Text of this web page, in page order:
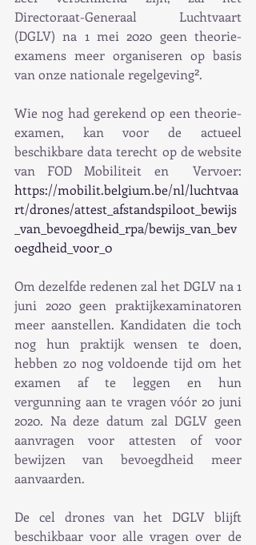
Directoraat-Generaal Luchtvaart
(DGLV) na 1 mei 2020 geen theorie-
examens meer organiseren op basis
van onze nationale regelgeving².
Wie nog had gerekend op een theorie-
examen, kan voor de actueel
beschikbare data terecht op de website
https://mobilit.belgium.be/nl/luchtvaa
rt/drones/attest_afstandspiloot_bewijs
_van_bevoegdheid_rpa/bewijs_van_bev
oegdheid_voor_0
Om dezelfde redenen zal het DGLV na 1
juni 2020 geen praktijkexaminatoren
meer aanstellen. Kandidaten die toch
nog hun praktijk wensen te doen,
hebben zo nog voldoende tijd om het
examen af te leggen en hun
vergunning aan te vragen vóór 20 juni
2020. Na deze datum zal DGLV geen
aanvragen voor attesten of voor
bewijzen van bevoegdheid meer
aanvaarden.
De cel drones van het DGLV blijft
beschikbaar voor alle vragen over de